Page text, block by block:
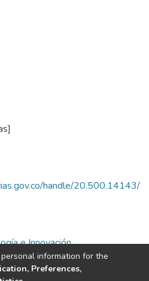
handle/20.500.14143/
e Innovación
information for the
Preferences,